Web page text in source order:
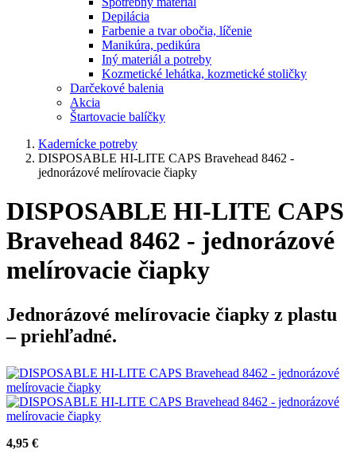
Depilácia
Farbenie a tvar obočia, líčenie
Manikúra, pedikúra
Iný materiál a potreby
Kozmetické lehátka, kozmetické stoličky
Darčekové balenia
Akcia
Štartovacie balíčky
Kadernícke potreby
DISPOSABLE HI-LITE CAPS Bravehead 8462 -
jednorázové melírovacie čiapky
DISPOSABLE HI-LITE CAPS
Bravehead 8462 - jednorázové
melírovacie čiapky
Jednorázové melírovacie čiapky z plastu
– priehľadné.
4,95 €